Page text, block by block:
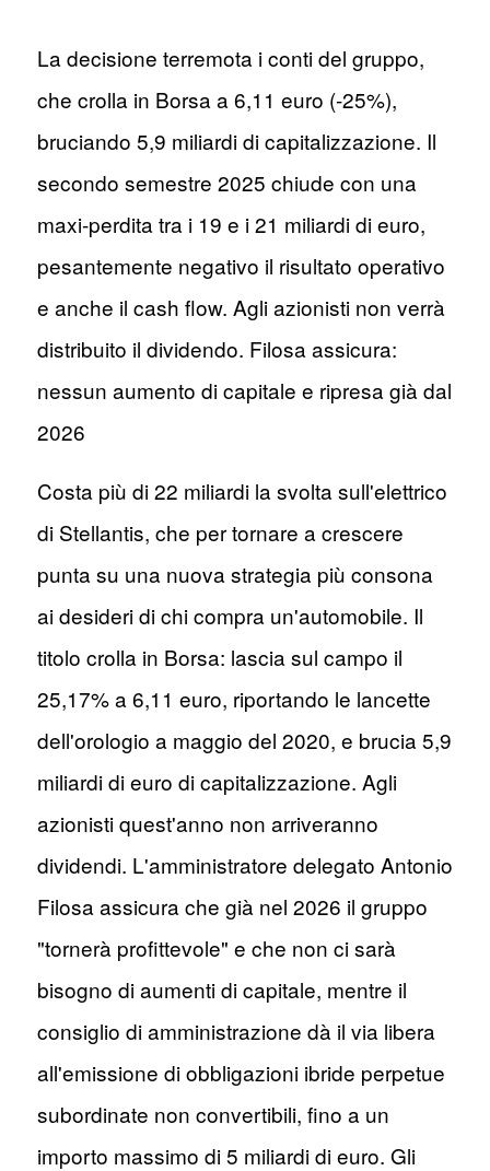
La decisione terremota i conti del gruppo,
che crolla in Borsa a 6,11 euro (-25%),
bruciando 5,9 miliardi di capitalizzazione. Il
secondo semestre 2025 chiude con una
maxi-perdita tra i 19 e i 21 miliardi di euro,
pesantemente negativo il risultato operativo
e anche il cash flow. Agli azionisti non verrà
distribuito il dividendo. Filosa assicura:
nessun aumento di capitale e ripresa già dal
2026
Costa più di 22 miliardi la svolta sull'elettrico
di Stellantis, che per tornare a crescere
punta su una nuova strategia più consona
ai desideri di chi compra un'automobile. Il
titolo crolla in Borsa: lascia sul campo il
25,17% a 6,11 euro, riportando le lancette
dell'orologio a maggio del 2020, e brucia 5,9
miliardi di euro di capitalizzazione. Agli
azionisti quest'anno non arriveranno
dividendi. L'amministratore delegato Antonio
Filosa assicura che già nel 2026 il gruppo
"tornerà profittevole" e che non ci sarà
bisogno di aumenti di capitale, mentre il
consiglio di amministrazione dà il via libera
all'emissione di obbligazioni ibride perpetue
subordinate non convertibili, fino a un
importo massimo di 5 miliardi di euro. Gli